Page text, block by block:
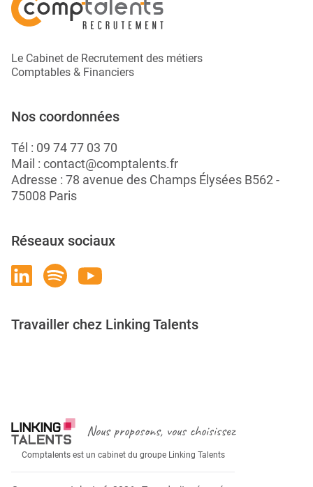
Le Cabinet de Recrutement des métiers
Comptables & Financiers
Nos coordonnées
Tél : 09 74 77 03 70
Mail : contact@comptalents.fr
Adresse : 78 avenue des Champs Élysées B562 -
75008 Paris
Réseaux sociaux
Travailler chez Linking Talents
Nous proposons, vous choisissez
Comptalents est un cabinet du groupe Linking Talents